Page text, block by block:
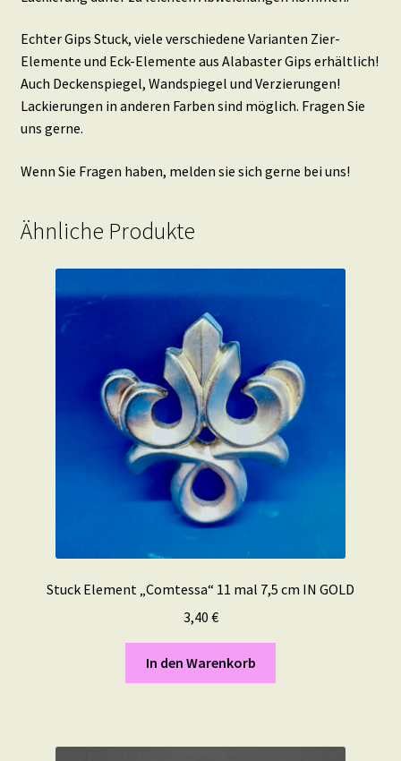
Echter Gips Stuck, viele verschiedene Varianten Zier-
Elemente und Eck-Elemente aus Alabaster Gips erhältlich!
Auch Deckenspiegel, Wandspiegel und Verzierungen!
Lackierungen in anderen Farben sind möglich. Fragen Sie
uns gerne.
Wenn Sie Fragen haben, melden sie sich gerne bei uns!
Ähnliche Produkte
Stuck Element „Comtessa“ 11 mal 7,5 cm IN GOLD
3,40 €
In den Warenkorb